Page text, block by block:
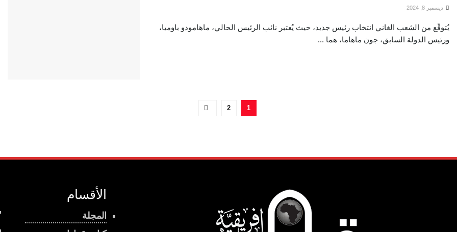
ديسمبر 8, 2024
يُتوقّع من الشعب الغاني انتخاب رئيس جديد، حيث يُعتبر نائب الرئيس الحالي، ماهامودو باوميا،
ورئيس الدولة السابق، جون ماهاما، هما ...
1
2
الأقسام
المجلة